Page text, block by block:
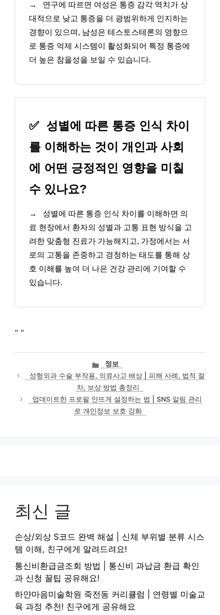
→
연구에 따르면 여성은 통증 감각 역치가 상
대적으로 낮고 통증을 더 광범위하게 인지하는
경향이 있으며, 남성은 테스토스테론의 영향으
로 통증 억제 시스템이 활성화되어 특정 통증에
더 높은 참을성을 보일 수 있습니다.
✅ 성별에 따른 통증 인식 차이
를 이해하는 것이 개인과 사회
에 어떤 긍정적인 영향을 미칠
수 있나요?
→
성별에 따른 통증 인식 차이를 이해하면 의
료 현장에서 환자의 성별과 고통 표현 방식을 고
려한 맞춤형 진료가 가능해지고, 가정에서는 서
로의 고통을 존중하고 경청하는 태도를 통해 상
호 이해를 높여 더 나은 건강 관리에 기여할 수
있습니다.
" "
카
테
고
리
정보
성형외과 수술 부작용, 의료사고 배상 | 피해 사례, 법적 절
차, 보상 방법 총정리
업데이트한 프로필 안뜨게 설정하는 법 | SNS 알림 관리
로 개인정보 보호 강화
최신 글
손상/외상 S코드 완벽 해설 | 신체 부위별 분류 시스
템 이해, 친구에게 알려드려요!
통신비환급금조회 방법 | 통신비 과납금 환급 확인
과 신청 꿀팁 공유해요!
하얀마음미술학원 죽전동 커리큘럼 | 연령별 미술교
육 과정 추천! 친구에게 공유해요